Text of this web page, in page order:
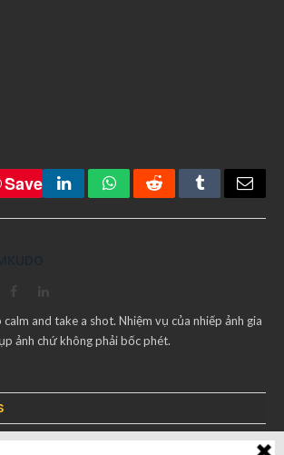
Save
LinkedInWhatsAppRedditTumblrEmail
calm and take a shot. Nhiệm vụ của nhiếp ảnh gia
ảnh chứ không phải bốc phét.